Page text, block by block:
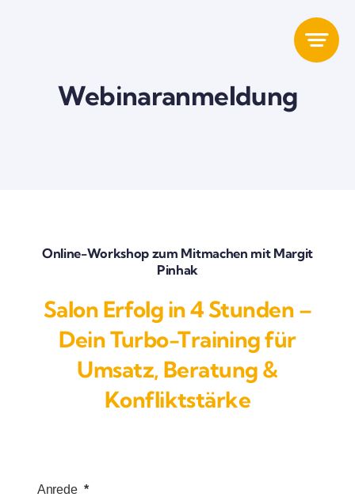
Webinaranmeldung
Online-Workshop zum Mitmachen mit Margit
Pinhak
Salon Erfolg in 4 Stunden –
Dein Turbo-Training für
Umsatz, Beratung &
Konfliktstärke
Anrede